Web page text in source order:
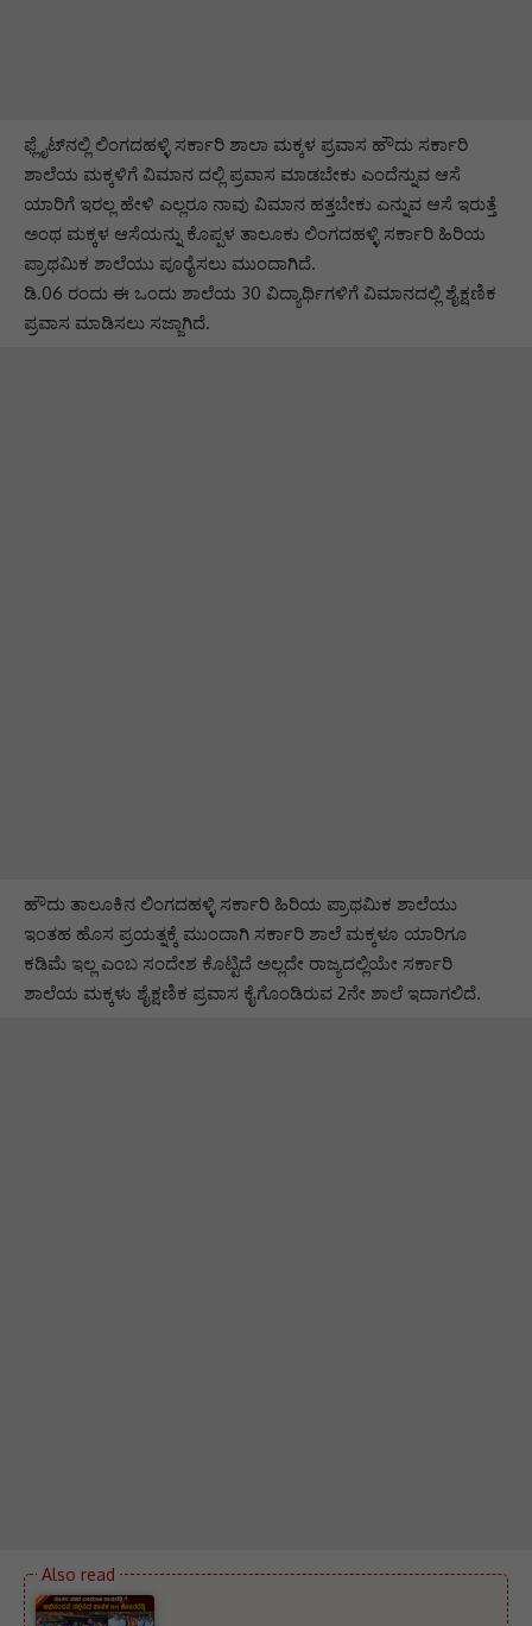
ಫ್ಲೈಟ್‌ನಲ್ಲಿ ಲಿಂಗದಹಳ್ಳಿ ಸರ್ಕಾರಿ ಶಾಲಾ ಮಕ್ಕಳ ಪ್ರವಾಸ ಹೌದು ಸರ್ಕಾರಿ
ಶಾಲೆಯ ಮಕ್ಕಳಿಗೆ ವಿಮಾನ ದಲ್ಲಿ ಪ್ರವಾಸ ಮಾಡಬೇಕು ಎಂದೆನ್ನುವ ಆಸೆ
ಯಾರಿಗೆ ಇರಲ್ಲ ಹೇಳಿ ಎಲ್ಲರೂ ನಾವು ವಿಮಾನ ಹತ್ತಬೇಕು ಎನ್ನುವ ಆಸೆ ಇರುತ್ತೆ
ಅಂಥ ಮಕ್ಕಳ ಆಸೆಯನ್ನು ಕೊಪ್ಪಳ ತಾಲೂಕು ಲಿಂಗದಹಳ್ಳಿ ಸರ್ಕಾರಿ ಹಿರಿಯ
ಪ್ರಾಥಮಿಕ ಶಾಲೆಯು ಪೂರೈಸಲು ಮುಂದಾಗಿದೆ.
ಡಿ.06 ರಂದು ಈ ಒಂದು ಶಾಲೆಯ 30 ವಿದ್ಯಾರ್ಥಿಗಳಿಗೆ ವಿಮಾನದಲ್ಲಿ ಶೈಕ್ಷಣಿಕ
ಪ್ರವಾಸ ಮಾಡಿಸಲು ಸಜ್ಜಾಗಿದೆ.
ಹೌದು ತಾಲೂಕಿನ ಲಿಂಗದಹಳ್ಳಿ ಸರ್ಕಾರಿ ಹಿರಿಯ ಪ್ರಾಥಮಿಕ ಶಾಲೆಯು
ಇಂತಹ ಹೊಸ ಪ್ರಯತ್ನಕ್ಕೆ ಮುಂದಾಗಿ ಸರ್ಕಾರಿ ಶಾಲೆ ಮಕ್ಕಳೂ ಯಾರಿಗೂ
ಕಡಿಮೆ ಇಲ್ಲ ಎಂಬ ಸಂದೇಶ ಕೊಟ್ಟಿದೆ ಅಲ್ಲದೇ ರಾಜ್ಯದಲ್ಲಿಯೇ ಸರ್ಕಾರಿ
ಶಾಲೆಯ ಮಕ್ಕಳು ಶೈಕ್ಷಣಿಕ ಪ್ರವಾಸ ಕೈಗೊಂಡಿರುವ 2ನೇ ಶಾಲೆ ಇದಾಗಲಿದೆ.